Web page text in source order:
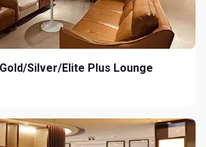
Silver/Elite Plus Lounge